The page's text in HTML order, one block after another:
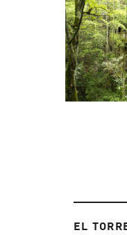
EL